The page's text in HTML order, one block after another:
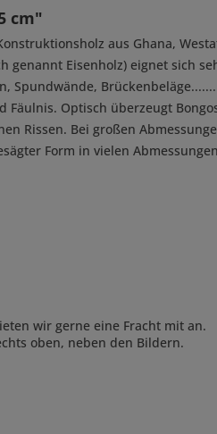
cm"
aus Ghana,
genannt Eisenholz) eignet sich
Spundwände,
Optisch überzeugt
Rissen. Bei großen
Form in vielen
wir gerne eine Fracht mit an.
oben, neben den Bildern.